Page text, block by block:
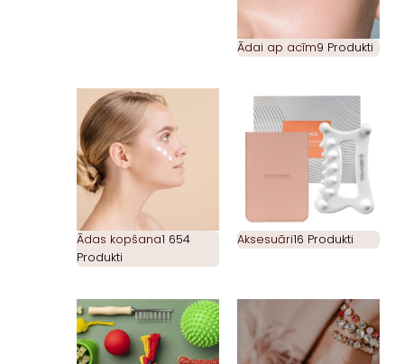
Ādai ap acīm9 Produkti
Ādas kopšana1 654
Produkti
Aksesuāri16 Produkti